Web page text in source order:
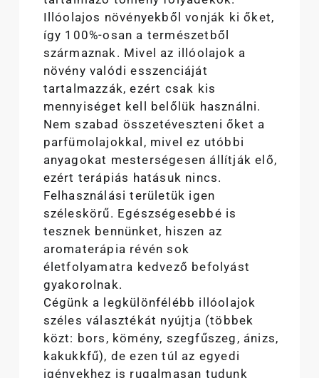
Illóolajos növényekből vonják ki őket,
így 100%-osan a természetből
származnak. Mivel az illóolajok a
növény valódi esszenciáját
tartalmazzák, ezért csak kis
mennyiséget kell belőlük használni.
Nem szabad összetéveszteni őket a
parfümolajokkal, mivel ez utóbbi
anyagokat mesterségesen állítják elő,
ezért terápiás hatásuk nincs.
Felhasználási területük igen
széleskörű. Egészségesebbé is
tesznek bennünket, hiszen az
aromaterápia révén sok
életfolyamatra kedvező befolyást
gyakorolnak.
Cégünk a legkülönfélébb illóolajok
széles választékát nyújtja (többek
közt: bors, kömény, szegfűszeg, ánizs,
kakukkfű), de ezen túl az egyedi
igényekhez is rugalmasan tudunk